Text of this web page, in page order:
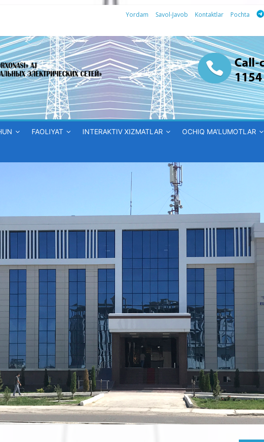
Yordam Savol-Javob Kontaktlar Pochta
FAOLIYAT INTERAKTIV XIZMATLAR OCHIQ MA’LUMOTLAR